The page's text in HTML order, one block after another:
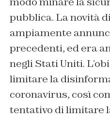
pubblica. La novità
ampiamente
precedenti, ed era
negli Stati Uniti.
limitare la
coronavirus, così
tentativo di limitare